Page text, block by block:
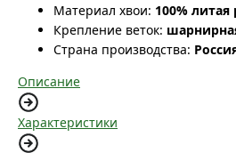
Материал хвои: 100% литая
Крепление веток:
Страна производства:
Описание
Характеристики